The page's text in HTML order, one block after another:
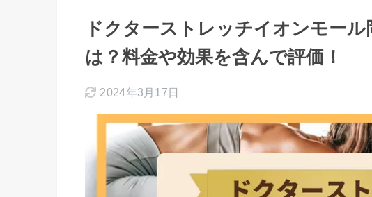
ドクターストレッチイオンモー
は？料金や効果を含んで評価！
2024年3月17日